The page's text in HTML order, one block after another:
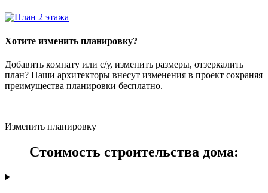
Хотите изменить планировку?
Добавить комнату или с/у, изменить размеры, отзеркалить
план? Наши архитекторы внесут изменения в проект сохраняя
преимущества планировки бесплатно.
Изменить планировку
Стоимость строительства дома: